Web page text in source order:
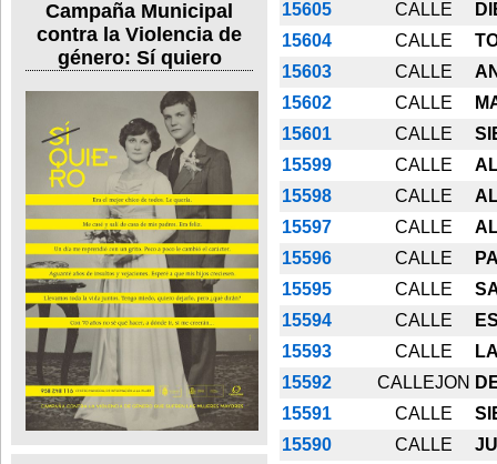
Campaña Municipal
contra la Violencia de
género: Sí quiero
15605
CALLE
15604
CALLE
15603
CALLE
15602
CALLE
15601
CALLE
15599
CALLE
15598
CALLE
15597
CALLE
15596
CALLE
15595
CALLE
15594
CALLE
15593
CALLE
15592
CALLEJON
15591
CALLE
15590
CALLE